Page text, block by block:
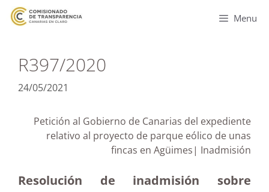
Menu
R397/2020
24/05/2021
Petición al Gobierno de Canarias del expediente
relativo al proyecto de parque eólico de unas
fincas en Agüimes| Inadmisión
Resolución de inadmisión sobre